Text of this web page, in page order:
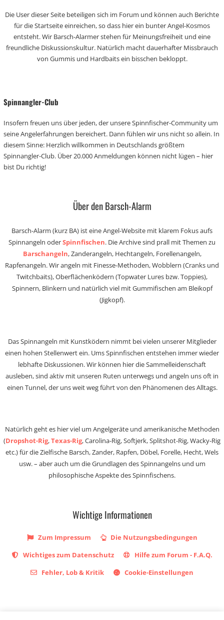
Die User dieser Seite beteiligen sich im Forum und können auch Berichte
für die Startseite einreichen, so dass hier ein bunter Angel-Kosmos
entsteht. Wir Barsch-Alarmer stehen für Meinungsfreiheit und eine
freundliche Diskussionskultur. Natürlich macht dauerhafter Missbrauch
von Gummis und Hardbaits ein bisschen bekloppt.
Spinnangler-Club
Insofern freuen uns über jeden, der unsere Spinnfischer-Community um
seine Angelerfahrungen bereichert. Dann fühlen wir uns nicht so allein. In
diesem Sinne: Herzlich willkommen in Deutschlands größtem
Spinnangler-Club. Über 20.000 Anmeldungen können nicht lügen – hier
bist Du richtig!
Über den Barsch-Alarm
Barsch-Alarm (kurz BA) ist eine Angel-Website mit klarem Fokus aufs
Spinnangeln oderSpinnfischen. Die Archive sind prall mit Themen zu
Barschangeln, Zanderangeln, Hechtangeln, Forellenangeln,
Rapfenangeln. Wir angeln mit Finesse-Methoden, Wobblern (Cranks und
Twitchbaits), Oberflächenködern (Topwater Lures bzw. Toppies),
Spinnern, Blinkern und natürlich viel mit Gummifischen am Bleikopf
(Jigkopf).
Das Spinnangeln mit Kunstködern nimmt bei vielen unserer Mitglieder
einen hohen Stellenwert ein. Ums Spinnfischen entstehen immer wieder
lebhafte Diskussionen. Wir können hier die Sammelleidenschaft
ausleben, sind aktiv mit unseren Ruten unterwegs und angeln uns oft in
einen Tunnel, der uns weit weg führt von den Phänomenen des Alltags.
Natürlich geht es hier viel um Angelgeräte und amerikanische Methoden
(Dropshot-Rig,Texas-Rig, Carolina-Rig, Softjerk, Splitshot-Rig, Wacky-Rig
etc.) für die Zielfische Barsch, Zander, Rapfen, Döbel, Forelle, Hecht, Wels
usw. – aber auch um die Grundlagen des Spinnangelns und um
philosophische Aspekte des Spinnfischens.
Wichtige Informationen
Zum Impressum
Die Nutzungsbedingungen
Wichtiges zum Datenschutz
Hilfe zum Forum - F.A.Q.
Fehler, Lob & Kritik
Cookie-Einstellungen